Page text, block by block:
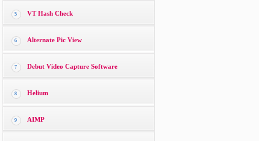
5 VT Hash Check
6 Alternate Pic View
7 Debut Video Capture Software
8 Helium
9 AIMP